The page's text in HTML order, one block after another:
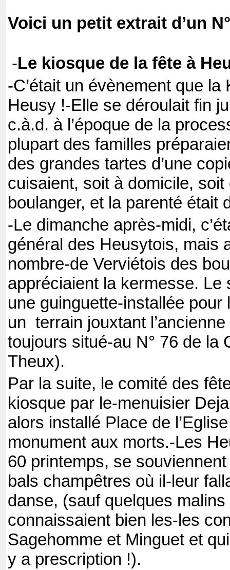
Voici un petit extrait d’un
-Le kiosque de la fête à
-C’était un évènement que la
Heusy !-Elle se déroulait fin
c.à.d. à l’époque de la
plupart des familles
des grandes tartes d’une
cuisaient, soit à domicile,
boulanger, et la parenté était
-Le dimanche après-midi,
général des Heusytois, mais
nombre-de Verviétois des
appréciaient la kermesse. Le
une guinguette-installée pour
un terrain jouxtant
toujours situé-au N° 76 de la
Theux).
Par la suite, le comité des
kiosque par le-menuisier
alors installé Place de
monument aux morts.-Les
60 printemps, se
bals champêtres où il -leur
danse, (sauf quelques
connaissaient bien les-les
Sagehomme et Minguet et
y a prescription !).